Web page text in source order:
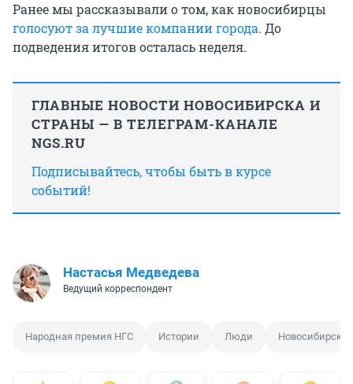
Ранее мы рассказывали о том, как новосибирцы
голосуют за лучшие компании города. До
подведения итогов осталась неделя.
ГЛАВНЫЕ НОВОСТИ НОВОСИБИРСКА И
СТРАНЫ — В ТЕЛЕГРАМ-КАНАЛЕ
NGS.RU
Подписывайтесь, чтобы быть в курсе
событий!
Настасья Медведева
Ведущий корреспондент
Народная премия НГС Истории Люди Новосибирск